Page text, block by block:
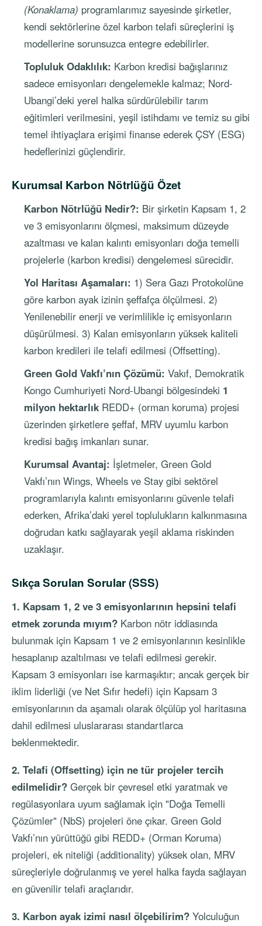
(Konaklama) programlarımız sayesinde şirketler,
kendi sektörlerine özel karbon telafi süreçlerini iş
modellerine sorunsuzca entegre edebilirler.
Topluluk Odaklılık: Karbon kredisi bağışlarınız
sadece emisyonları dengelemekle kalmaz; Nord-
Ubangi’deki yerel halka sürdürülebilir tarım
eğitimleri verilmesini, yeşil istihdamı ve temiz su gibi
temel ihtiyaçlara erişimi finanse ederek ÇSY (ESG)
hedeflerinizi güçlendirir.
Kurumsal Karbon Nötrlüğü Özet
Karbon Nötrlüğü Nedir?: Bir şirketin Kapsam 1, 2
ve 3 emisyonlarını ölçmesi, maksimum düzeyde
azaltması ve kalan kalıntı emisyonları doğa temelli
projelerle (karbon kredisi) dengelemesi sürecidir.
Yol Haritası Aşamaları: 1) Sera Gazı Protokolüne
göre karbon ayak izinin şeffafça ölçülmesi. 2)
Yenilenebilir enerji ve verimlilikle iç emisyonların
düşürülmesi. 3) Kalan emisyonların yüksek kaliteli
karbon kredileri ile telafi edilmesi (Offsetting).
Green Gold Vakfı’nın Çözümü: Vakıf, Demokratik
Kongo Cumhuriyeti Nord-Ubangi bölgesindeki 1
milyon hektarlık REDD+ (orman koruma) projesi
üzerinden şirketlere şeffaf, MRV uyumlu karbon
kredisi bağış imkanları sunar.
Kurumsal Avantaj: İşletmeler, Green Gold
Vakfı’nın Wings, Wheels ve Stay gibi sektörel
programlarıyla kalıntı emisyonlarını güvenle telafi
ederken, Afrika’daki yerel toplulukların kalkınmasına
doğrudan katkı sağlayarak yeşil aklama riskinden
uzaklaşır.
Sıkça Sorulan Sorular (SSS)
1. Kapsam 1, 2 ve 3 emisyonlarının hepsini telafi
etmek zorunda mıyım? Karbon nötr iddiasında
bulunmak için Kapsam 1 ve 2 emisyonlarının kesinlikle
hesaplanıp azaltılması ve telafi edilmesi gerekir.
Kapsam 3 emisyonları ise karmaşıktır; ancak gerçek bir
iklim liderliği (ve Net Sıfır hedefi) için Kapsam 3
emisyonlarının da aşamalı olarak ölçülüp yol haritasına
dahil edilmesi uluslararası standartlarca
beklenmektedir.
2. Telafi (Offsetting) için ne tür projeler tercih
edilmelidir? Gerçek bir çevresel etki yaratmak ve
regülasyonlara uyum sağlamak için "Doğa Temelli
Çözümler" (NbS) projeleri öne çıkar. Green Gold
Vakfı’nın yürüttüğü gibi REDD+ (Orman Koruma)
projeleri, ek niteliği (additionality) yüksek olan, MRV
süreçleriyle doğrulanmış ve yerel halka fayda sağlayan
en güvenilir telafi araçlarıdır.
3. Karbon ayak izimi nasıl ölçebilirim? Yolculuğun